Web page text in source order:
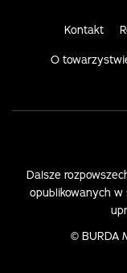
Kontakt
O
Dalsze
opublikowanych w
© BURDA